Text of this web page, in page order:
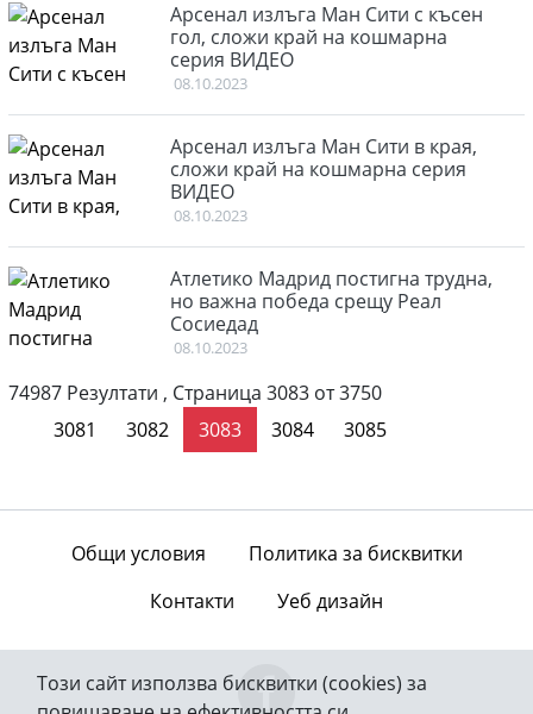
Арсенал излъга Ман Сити с късен
гол, сложи край на кошмарна
серия ВИДЕО
08.10.2023
Арсенал излъга Ман Сити в края,
сложи край на кошмарна серия
ВИДЕО
08.10.2023
Атлетико Мадрид постигна трудна,
но важна победа срещу Реал
Сосиедад
08.10.2023
74987 Резултати , Страница 3083 от 3750
пътва стр.
3081 3082 3083 3084 3085
Общи условия
Политика за бисквитки
Контакти
Уеб дизайн
Този сайт използва бисквитки (cookies) за